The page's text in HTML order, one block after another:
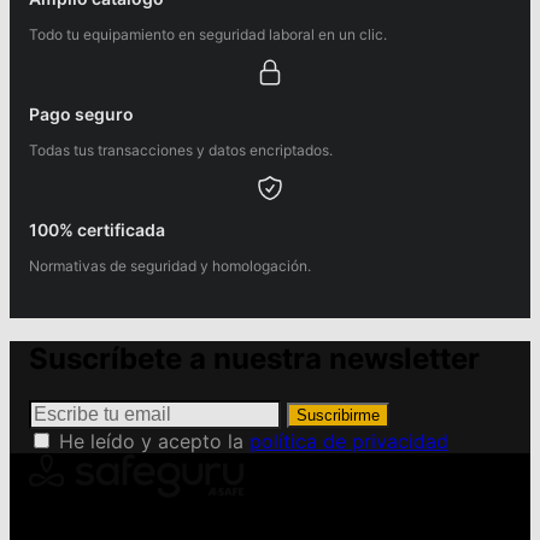
Todo tu equipamiento en seguridad laboral en un clic.
Pago seguro
Todas tus transacciones y datos encriptados.
100% certificada
Normativas de seguridad y homologación.
Suscribirme
He leído y acepto la política de privacidad